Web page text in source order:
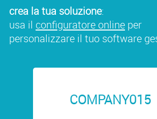
crea la tua soluzione:
usa il configuratore online per
personalizzare il tuo software
COMPANY015